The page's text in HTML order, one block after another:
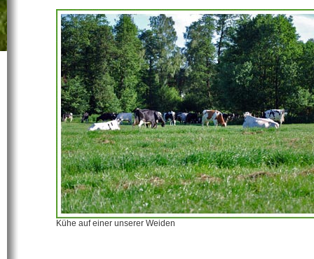
Kühe auf einer unserer Weiden